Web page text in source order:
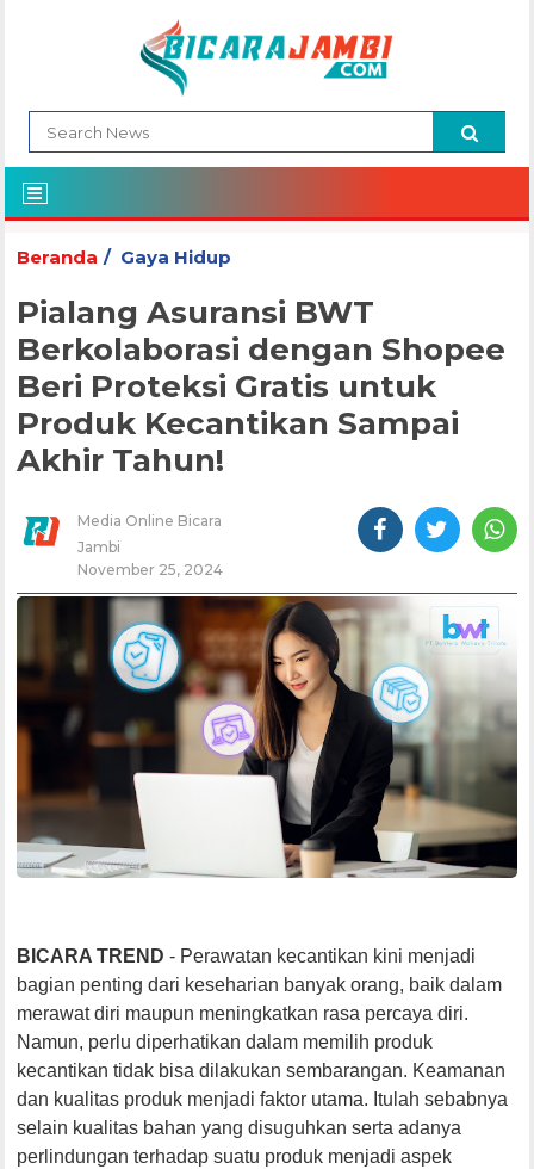
Beranda Gaya Hidup
Pialang Asuransi BWT
Berkolaborasi dengan Shopee
Beri Proteksi Gratis untuk
Produk Kecantikan Sampai
Akhir Tahun!
Media Online Bicara
Jambi
November 25, 2024
BICARA TREND - Perawatan kecantikan kini menjadi
bagian penting dari keseharian banyak orang, baik dalam
merawat diri maupun meningkatkan rasa percaya diri.
Namun, perlu diperhatikan dalam memilih produk
kecantikan tidak bisa dilakukan sembarangan. Keamanan
dan kualitas produk menjadi faktor utama. Itulah sebabnya
selain kualitas bahan yang disuguhkan serta adanya
perlindungan terhadap suatu produk menjadi aspek